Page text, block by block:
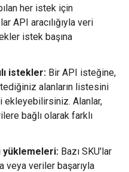
her istek için
API aracılığıyla veri
istek başına
istekler: Bir API isteğine,
alanların listesini
ekleyebilirsiniz. Alanlar,
bağlı olarak farklı
yüklemeleri: Bazı SKU'lar
veya veriler başarıyla